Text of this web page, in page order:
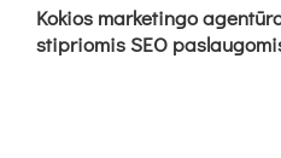
Kokios marketingo
stipriomis SEO